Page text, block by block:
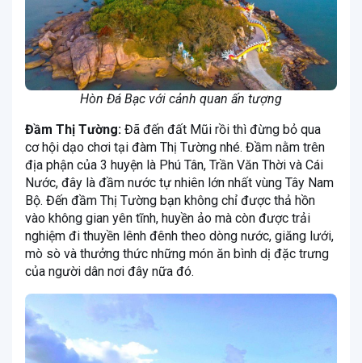
Hòn Đá Bạc với cảnh quan ấn tượng
Đầm Thị Tường: Đã đến đất Mũi rồi thì đừng bỏ qua
cơ hội dạo chơi tại đàm Thị Tường nhé. Đầm nằm trên
địa phận của 3 huyện là Phú Tân, Trần Văn Thời và Cái
Nước, đây là đầm nước tự nhiên lớn nhất vùng Tây Nam
Bộ. Đến đầm Thị Tường bạn không chỉ được thả hồn
vào không gian yên tĩnh, huyền ảo mà còn được trải
nghiệm đi thuyền lênh đênh theo dòng nước, giăng lưới,
mò sò và thưởng thức những món ăn bình dị đặc trưng
của người dân nơi đây nữa đó.